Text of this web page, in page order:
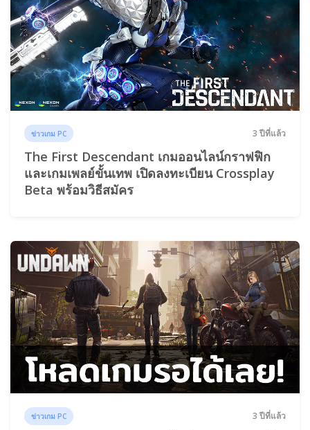
ข่าวเกม PC 3 ปีที่แล้ว
The First Descendant เกมออนไลน์กราฟฟิก
และเกมเพลย์ขั้นเทพ เปิดลงทะเบียน Crossplay
Beta พร้อมวิธีสมัคร
ข่าวเกม PC 3 ปีที่แล้ว